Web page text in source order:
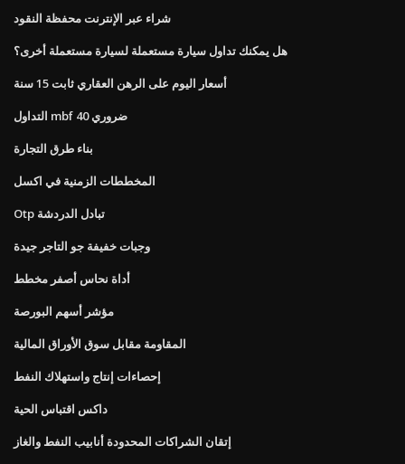
شراء عبر الإنترنت محفظة النقود
هل يمكنك تداول سيارة مستعملة لسيارة مستعملة أخرى؟
أسعار اليوم على الرهن العقاري ثابت 15 سنة
التداول mbf ضروري 40
بناء طرق التجارة
المخططات الزمنية في اكسل
Otp تبادل الدردشة
وجبات خفيفة جو التاجر جيدة
أداة نحاس أصفر مخطط
مؤشر أسهم البورصة
المقاومة مقابل سوق الأوراق المالية
إحصاءات إنتاج واستهلاك النفط
داكس اقتباس الحية
إتقان الشراكات المحدودة أنابيب النفط والغاز